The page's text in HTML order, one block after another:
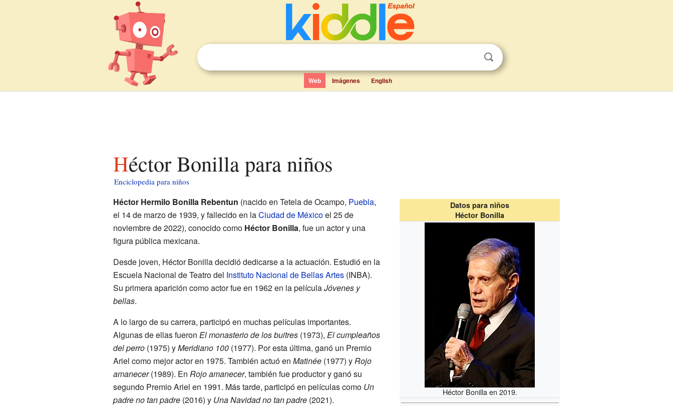
Web Imágenes English
Héctor Bonilla para niños
Enciclopedia para niños
Datos para niños
Héctor Bonilla
Héctor Bonilla en 2019.
Héctor Hermilo Bonilla Rebentun (nacido en Tetela de Ocampo, Puebla,
el 14 de marzo de 1939, y fallecido en laCiudad de Méxicoel 25 de
noviembre de 2022), conocido como Héctor Bonilla, fue un actor y una
figura pública mexicana.
Desde joven, Héctor Bonilla decidió dedicarse a la actuación. Estudió en la
Escuela Nacional de Teatro del Instituto Nacional de Bellas Artes(INBA).
Su primera aparición como actor fue en 1962 en la películaJóvenes y
bellas.
A lo largo de su carrera, participó en muchas películas importantes.
Algunas de ellas fueron El monasterio de los buitres(1973), El cumpleaños
del perro(1975) yMeridiano 100(1977). Por esta última, ganó un Premio
Ariel como mejor actor en 1975. También actuó en Matinée(1977) yRojo
amanecer(1989). En Rojo amanecer, también fue productor y ganó su
segundo Premio Ariel en 1991. Más tarde, participó en películas como Un
padre no tan padre(2016) y Una Navidad no tan padre(2021).